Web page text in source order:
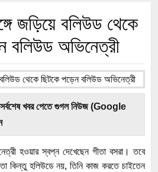
জড়িয়ে বলিউড থেকে
বলিউড অভিনেত্রী
সর্বশেষ খবর পেতে গুগল নিউজ (Google
হওয়ার স্বপ্ন দেখেছেন গীতা বসরা। তবে
কিন্তু হলিউডে নয়, তিনি কাজ করতে চাইতেন